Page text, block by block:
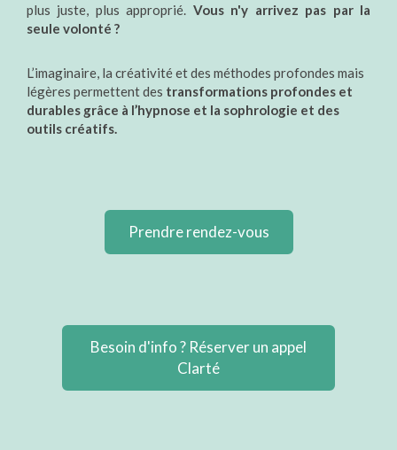
plus juste, plus approprié. Vous n'y arrivez pas par la
seule volonté ?
L’imaginaire, la créativité et des méthodes profondes mais
légères permettent des transformations profondes et
durables grâce à l’hypnose et la sophrologie et des
outils créatifs.
Prendre rendez-vous
Besoin d'info ? Réserver un appel
Clarté